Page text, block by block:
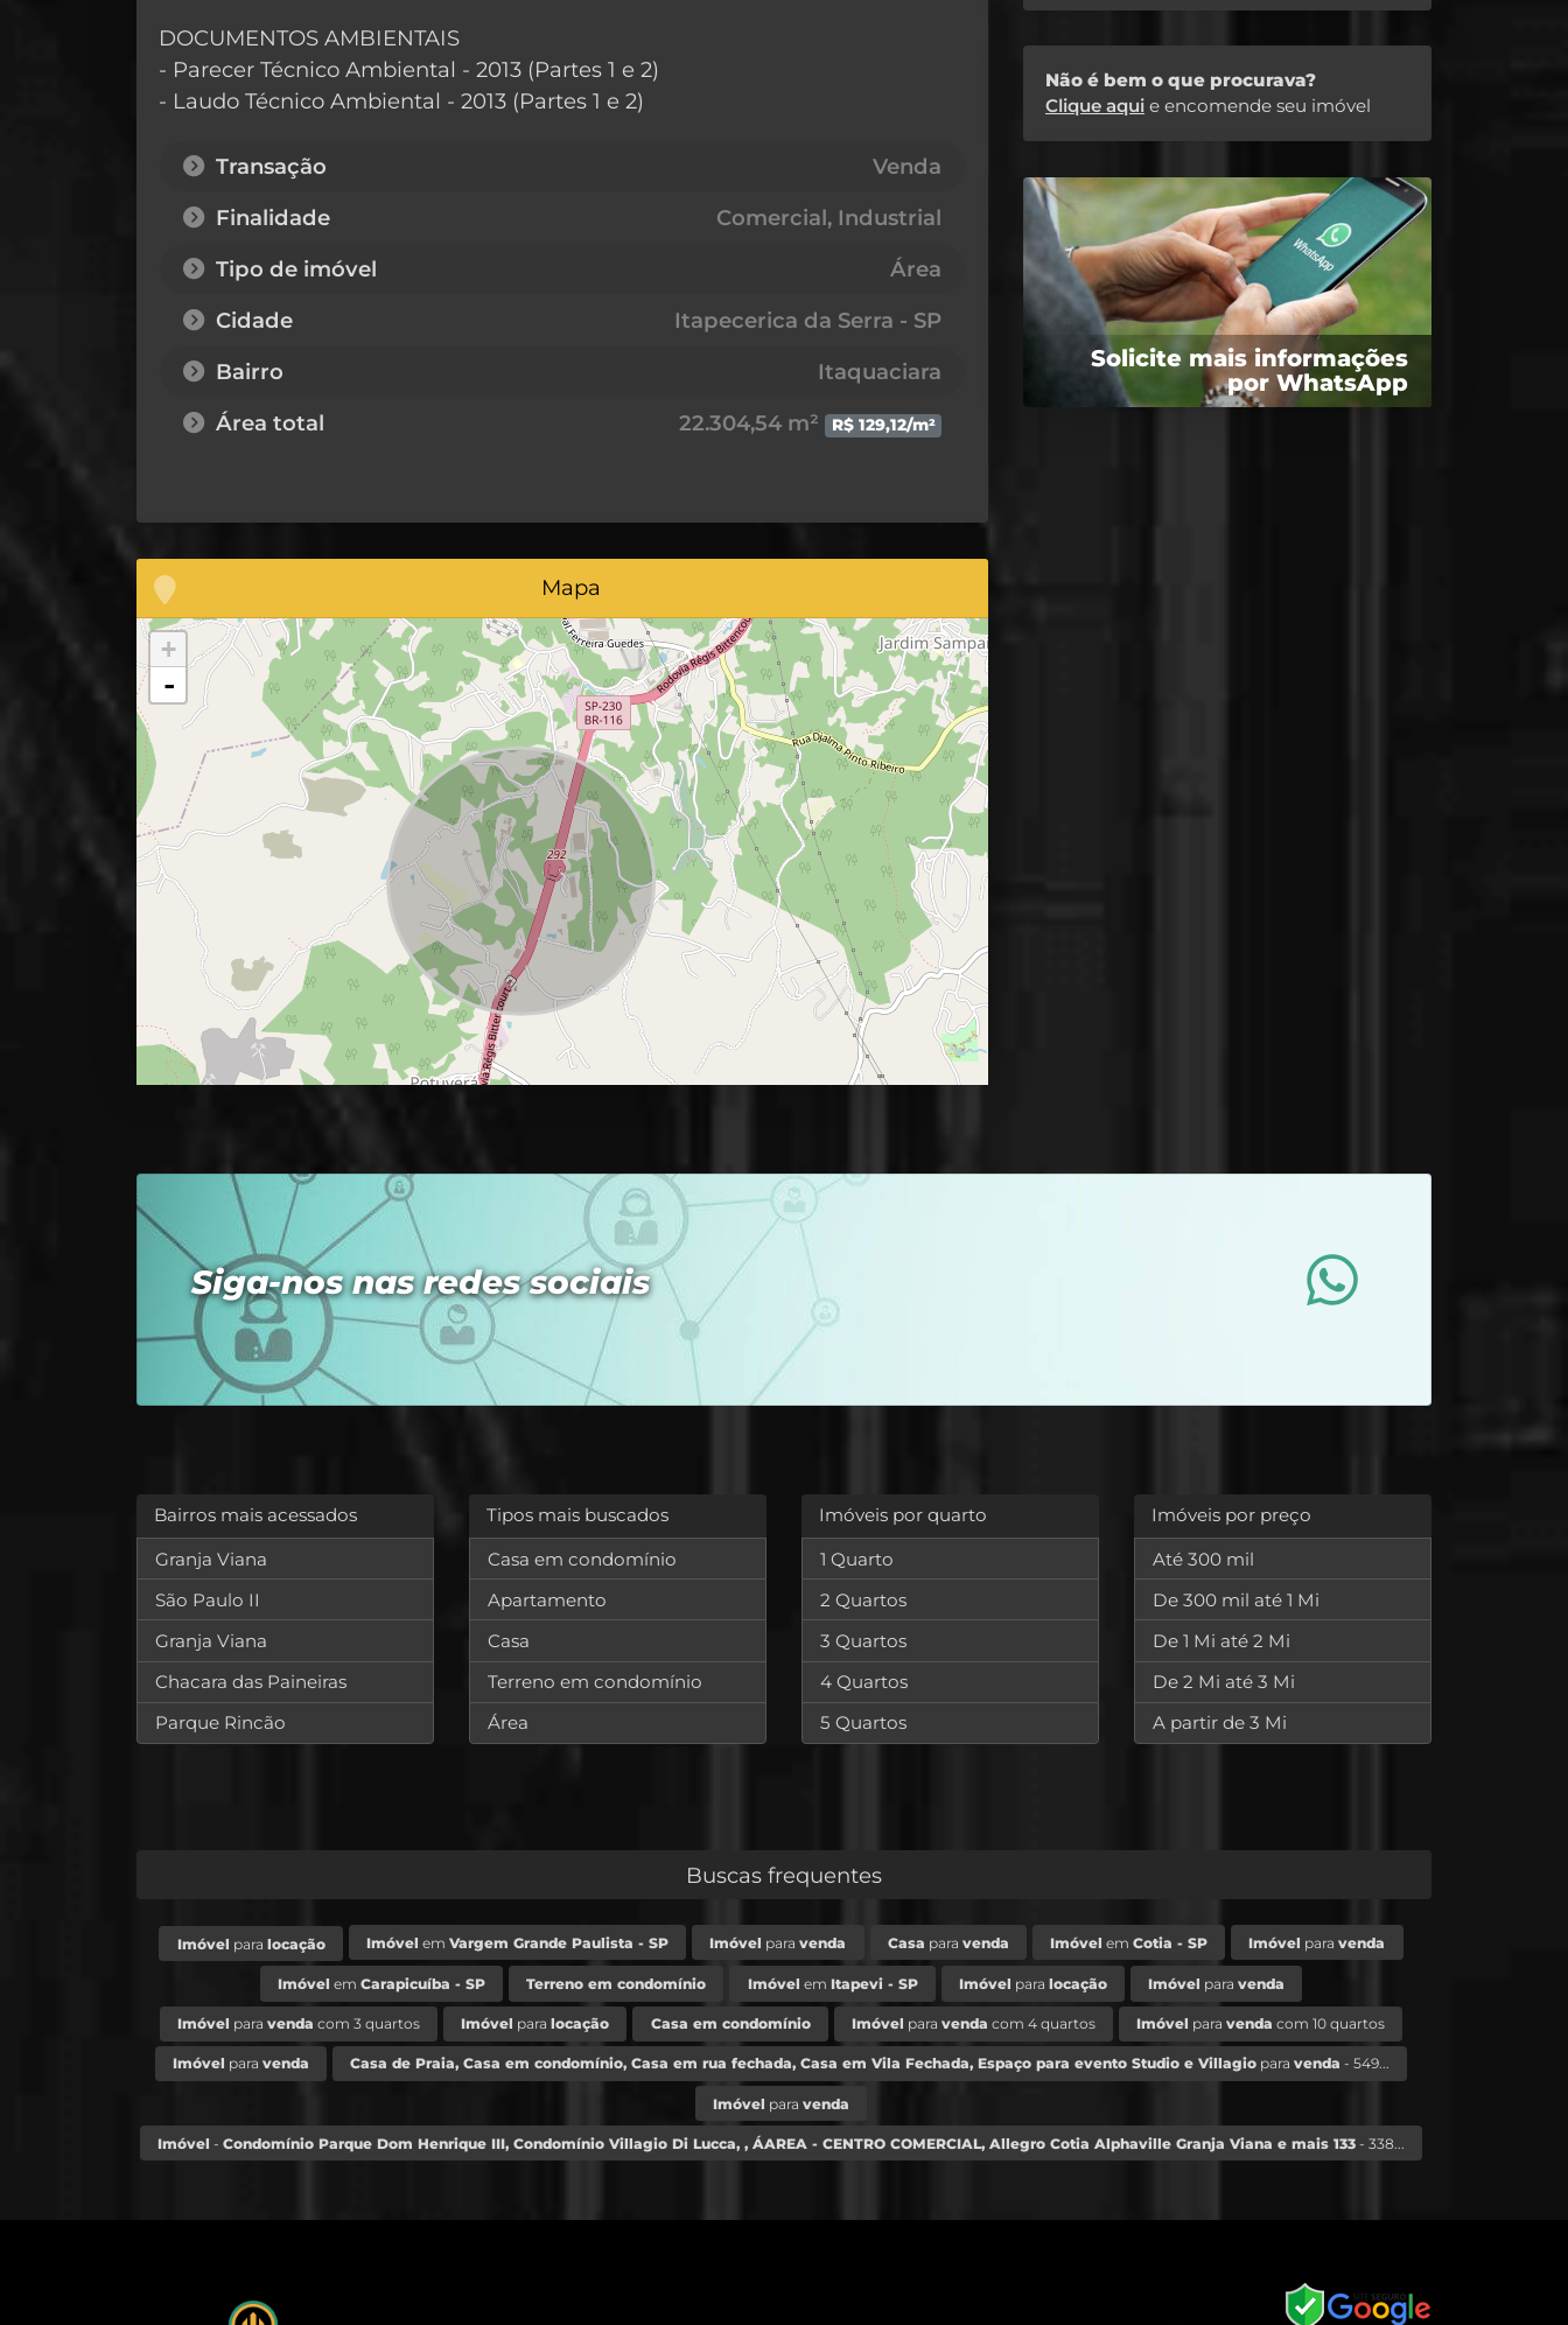
DOCUMENTOS AMBIENTAIS
- Parecer Técnico Ambiental - 2013 (Partes 1 e 2)
- Laudo Técnico Ambiental - 2013 (Partes 1 e 2)
Transação
Venda
Finalidade
Comercial, Industrial
Tipo de imóvel
Área
Cidade
Itapecerica da Serra - SP
Bairro
Itaquaciara
Área total
22.304,54 m² R$ 129,12/m²
Mapa
+
-
Não é bem o que procurava?
Clique aqui e encomende seu imóvel
Solicite mais informações
por WhatsApp
Siga-nos nas redes sociais
Bairros mais acessados
Granja Viana
São Paulo II
Granja Viana
Chacara das Paineiras
Parque Rincão
Tipos mais buscados
Casa em condomínio
Apartamento
Casa
Terreno em condomínio
Área
Imóveis por quarto
1 Quarto
2 Quartos
3 Quartos
4 Quartos
5 Quartos
Imóveis por preço
Até 300 mil
De 300 mil até 1 Mi
De 1 Mi até 2 Mi
De 2 Mi até 3 Mi
A partir de 3 Mi
Buscas frequentes
Imóvel para locação Imóvel em Vargem Grande Paulista - SP Imóvel paravenda Casa para venda Imóvel emCotia - SP Imóvel paravenda
Imóvel em Carapicuíba - SP Terreno em condomínio Imóvel em Itapevi - SP Imóvel para locação Imóvel paravenda
Imóvel para venda com 3 quartos Imóvel paralocação Casa em condomínio Imóvel para venda com 4 quartos Imóvel paravenda com 10 quartos
Imóvel para venda Casa de Praia, Casa em condomínio, Casa em rua fechada, Casa em Vila Fechada, Espaço para evento Studio e Villagio paravenda - 549...
Imóvel para venda
Imóvel - Condomínio Parque Dom Henrique III, Condomínio Villagio Di Lucca, , ÁAREA - CENTRO COMERCIAL, Allegro Cotia Alphaville Granja Viana e mais 133 - 338...